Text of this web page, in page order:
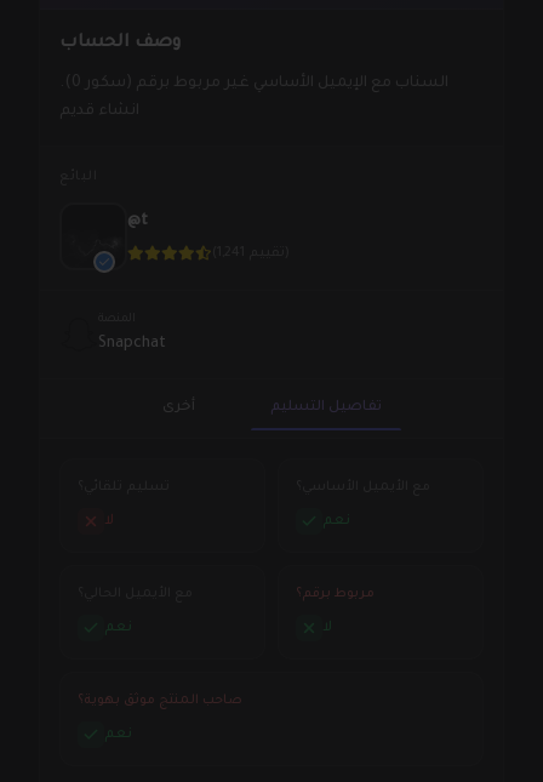
وصف الحساب
السناب مع الإيميل الأساسي غير مربوط برقم (سكور 0).
انشاء قديم
@t
Snapchat
أخرى تفاصيل التسليم
لا نعم
نعم
مربوط برقم؟
لا
صاحب المنتج موثق بهوية؟
نعم